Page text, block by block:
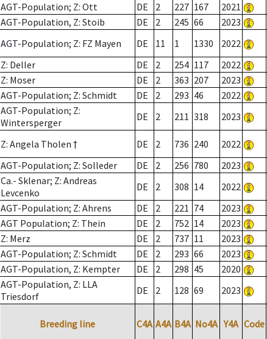
AGT-Population; Z: Ott DE 2 227 167 2021
AGT-Population, Z: Stoib DE 2 245 66 2023
AGT-Population; Z: FZ Mayen DE 11 1 1330 2022
Z: Deller DE 2 254 117 2022
Z: Moser DE 2 363 207 2023
AGT-Population; Z: Schmidt DE 2 293 46 2022
AGT-Population; Z:
Wintersperger
DE 2 211 318 2023
Z: Angela Tholen † DE 2 736 240 2022
AGT-Population; Z: Solleder DE 2 256 780 2023
Ca.- Sklenar; Z: Andreas
Levcenko
DE 2 308 14 2022
AGT-Population; Z: Ahrens DE 2 221 74 2023
AGT Population; Z: Thein DE 2 752 14 2023
Z: Merz DE 2 737 11 2023
AGT-Population; Z: Schmidt DE 2 293 66 2023
AGT-Population, Z: Kempter DE 2 298 45 2020
AGT-Population, Z: LLA
Triesdorf
DE 2 128 69 2023
Breeding line C4A A4A B4A No4A Y4A Code